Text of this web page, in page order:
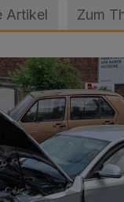
Artikel Zum